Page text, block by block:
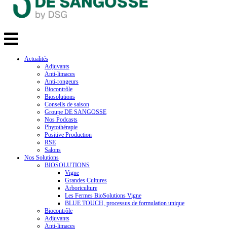
Actualités
Adjuvants
Anti-limaces
Anti-rongeurs
Biocontrôle
Biosolutions
Conseils de saison
Groupe DE SANGOSSE
Nos Podcasts
Phytothérapie
Positive Production
RSE
Salons
Nos Solutions
BIOSOLUTIONS
Vigne
Grandes Cultures
Arboriculture
Les Fermes BioSolutions Vigne
BLUE TOUCH, processus de formulation unique
Biocontrôle
Adjuvants
Anti-limaces